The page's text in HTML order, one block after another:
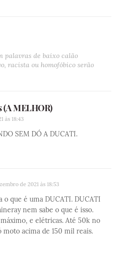
palavras de baixo calão
racista ou homofóbico serão
MELHOR)
às 18:43
SEM DÓ A DUCATI.
de 2021 às 18:53
o que é uma DUCATI. DUCATI
nem sabe o que é isso.
e elétricas. Até 50k no
moto acima de 150 mil reais.